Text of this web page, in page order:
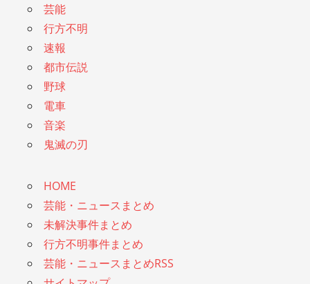
芸能
行方不明
速報
都市伝説
野球
電車
音楽
鬼滅の刃
HOME
芸能・ニュースまとめ
未解決事件まとめ
行方不明事件まとめ
芸能・ニュースまとめRSS